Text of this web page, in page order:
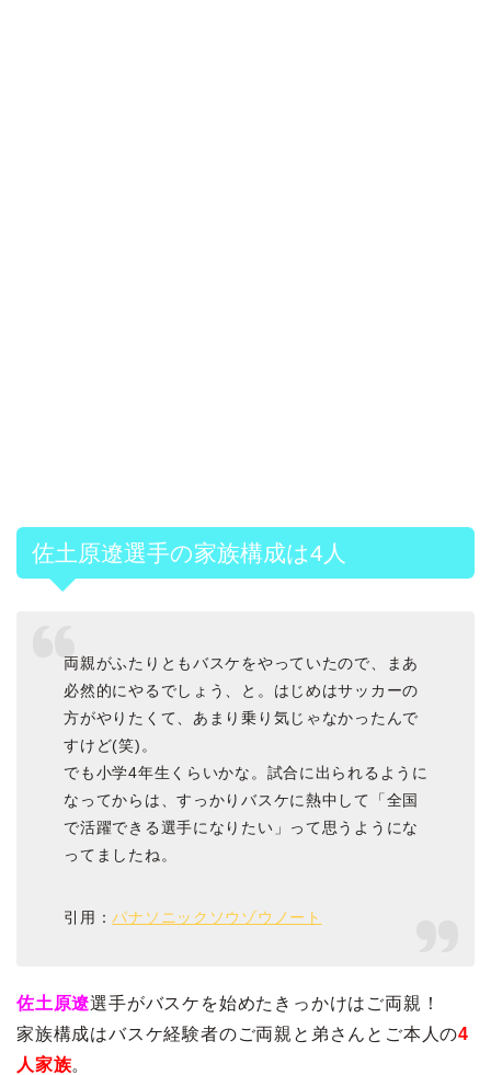
佐土原遼選手の家族構成は4人
両親がふたりともバスケをやっていたので、まあ
必然的にやるでしょう、と。はじめはサッカーの
方がやりたくて、あまり乗り気じゃなかったんで
すけど(笑)。
でも小学4年生くらいかな。試合に出られるように
なってからは、すっかりバスケに熱中して「全国
で活躍できる選手になりたい」って思うようにな
ってましたね。
引用：パナソニックソウゾウノート
佐土原遼選手がバスケを始めたきっかけはご両親！
家族構成はバスケ経験者のご両親と弟さんとご本人の4
人家族。